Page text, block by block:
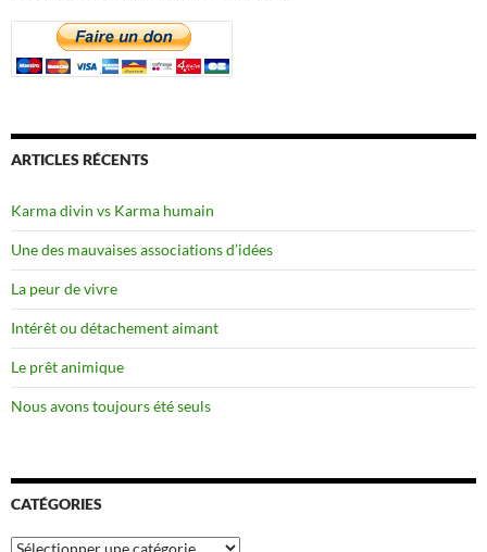
ARTICLES RÉCENTS
Karma divin vs Karma humain
Une des mauvaises associations d’idées
La peur de vivre
Intérêt ou détachement aimant
Le prêt animique
Nous avons toujours été seuls
CATÉGORIES
Catégories